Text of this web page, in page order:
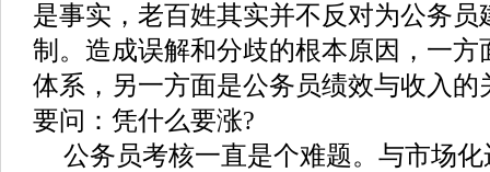
是事实，老百姓其实并不反对为公务
制。造成误解和分歧的根本原因，一
体系，另一方面是公务员绩效与收入
要问：凭什么要涨?
公务员考核一直是个难题。与市场